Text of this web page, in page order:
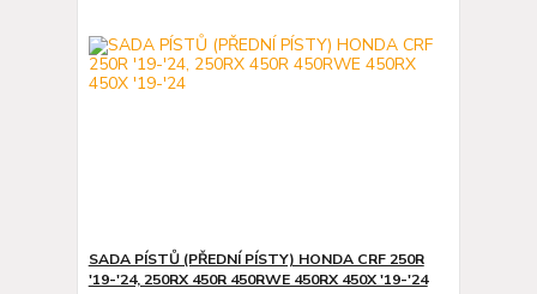
SADA PÍSTŮ (PŘEDNÍ PÍSTY) HONDA CRF 250R
'19-'24, 250RX 450R 450RWE 450RX 450X '19-'24